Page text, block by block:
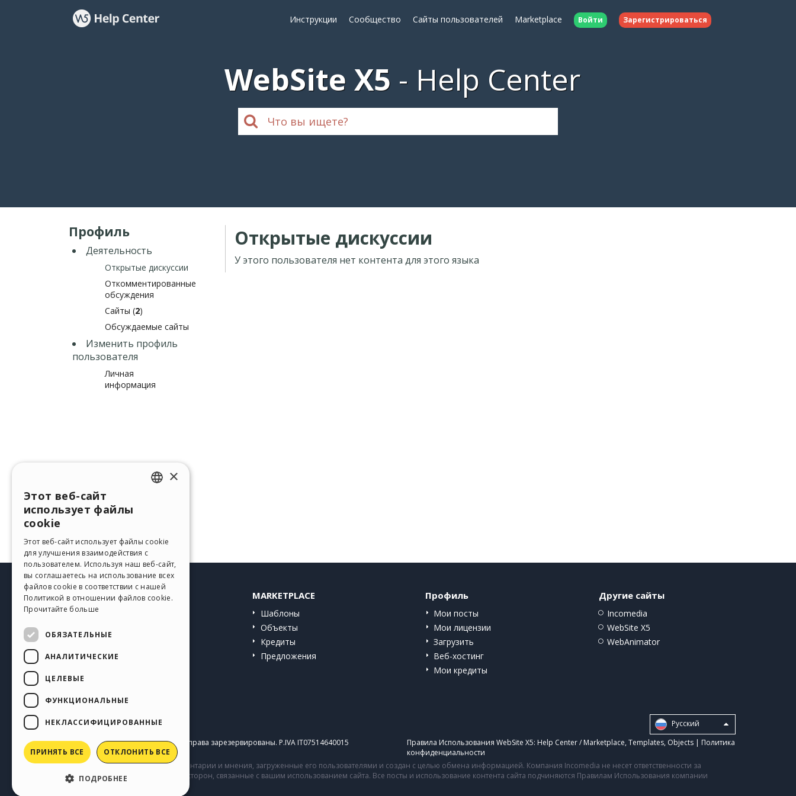
Инструкции Сообщество Сайты пользователей Marketplace Войти Зарегистрироваться
WebSite X5 Help Center
Профиль
Деятельность
Открытые дискуссии
Откомментированные
обсуждения
Сайты (2)
Обсуждаемые сайты
Изменить профиль
пользователя
Личная
информация
Открытые дискуссии
У этого пользователя нет контента для этого языка
HELP CENTER
Инструкции
MARKETPLACE
Шаблоны
Объекты
Кредиты
Предложения
Профиль
Мои посты
Мои лицензии
Загрузить
Веб-хостинг
Мои кредиты
Другие сайты
Incomedia
WebSite X5
WebAnimator
Pусский
Copyright © 2026Incomedia s.r.l.Все права зарезервированы. P.IVA IT07514640015 Правила Использования WebSite X5: Help Center / Marketplace, Templates, Objects | Политика
конфиденциальности
Сайт содержит информацию, комментарии и мнения, загруженные его пользователями и создан с целью обмена информацией. Компания Incomedia не несет ответственности за
комментарии и поведение третьих сторон, связанные с вашим использованием сайта. Все посты и использование контента сайта подчиняются Правилам Использования компании
Incomedia.
GERMAN
SPANISH
PORTUGUESE
POLISH
×
Этот веб-сайт
использует файлы
cookie
Этот веб-сайт использует файлы cookie
для улучшения взаимодействия с
пользователем. Используя наш веб-сайт,
вы соглашаетесь на использование всех
файлов cookie в соответствии с нашей
Политикой в ​​отношении файлов cookie.
Прочитайте больше
ОБЯЗАТЕЛЬНЫЕ
АНАЛИТИЧЕСКИЕ
ЦЕЛЕВЫЕ
ФУНКЦИОНАЛЬНЫЕ
НЕКЛАССИФИЦИРОВАННЫЕ
ПРИНЯТЬ ВСЕ ОТКЛОНИТЬ ВСЕ
ПОДРОБНЕЕ